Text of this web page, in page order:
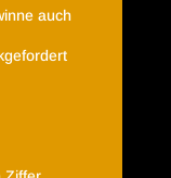
auch